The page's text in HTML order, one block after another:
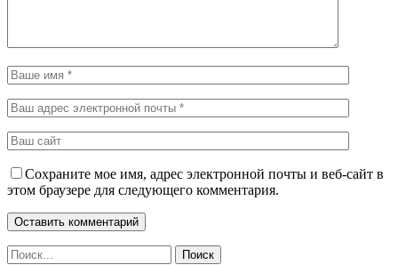
Сохраните мое имя, адрес электронной почты и веб-сайт в
этом браузере для следующего комментария.